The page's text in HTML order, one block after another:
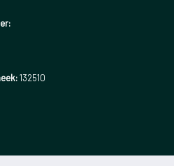
132510